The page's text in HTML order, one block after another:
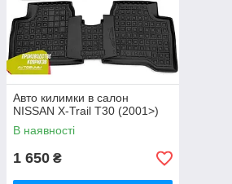
Авто килимки в салон
NISSAN X-Trail T30 (2001>)
В наявності
1 650 ₴